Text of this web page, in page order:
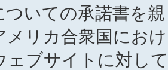
ついての承諾書を
メリカ合衆国にお
ェブサイトに対し